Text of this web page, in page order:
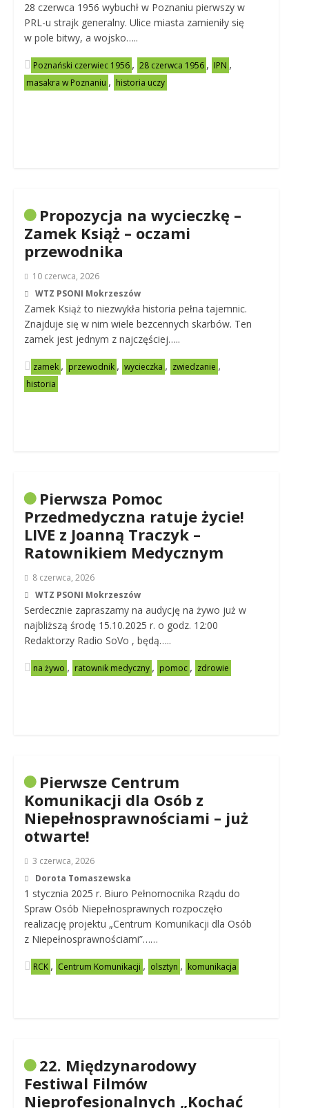
28 czerwca 1956 wybuchł w Poznaniu pierwszy w
PRL-u strajk generalny. Ulice miasta zamieniły się
w pole bitwy, a wojsko…..
Poznański czerwiec 1956 , 28 czerwca 1956 , IPN ,
masakra w Poznaniu , historia uczy
Propozycja na wycieczkę –
Zamek Książ – oczami
przewodnika
10 czerwca, 2026
WTZ PSONI Mokrzeszów
Zamek Książ to niezwykła historia pełna tajemnic.
Znajduje się w nim wiele bezcennych skarbów. Ten
zamek jest jednym z najczęściej…..
zamek , przewodnik , wycieczka , zwiedzanie ,
historia
Pierwsza Pomoc
Przedmedyczna ratuje życie!
LIVE z Joanną Traczyk –
Ratownikiem Medycznym
8 czerwca, 2026
WTZ PSONI Mokrzeszów
Serdecznie zapraszamy na audycję na żywo już w
najbliższą środę 15.10.2025 r. o godz. 12:00
Redaktorzy Radio SoVo , będą…..
na żywo , ratownik medyczny , pomoc , zdrowie
Pierwsze Centrum
Komunikacji dla Osób z
Niepełnosprawnościami – już
otwarte!
3 czerwca, 2026
Dorota Tomaszewska
1 stycznia 2025 r. Biuro Pełnomocnika Rządu do
Spraw Osób Niepełnosprawnych rozpoczęło
realizację projektu „Centrum Komunikacji dla Osób
z Niepełnosprawnościami”……
RCK , Centrum Komunikacji , olsztyn , komunikacja
22. Międzynarodowy
Festiwal Filmów
Nieprofesjonalnych „Kochać